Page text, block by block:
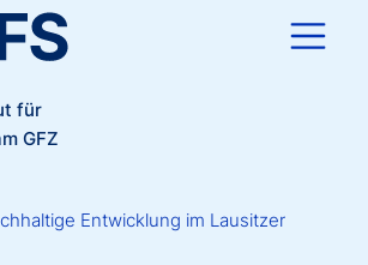
für
GFZ
Entwicklung im Lausitzer